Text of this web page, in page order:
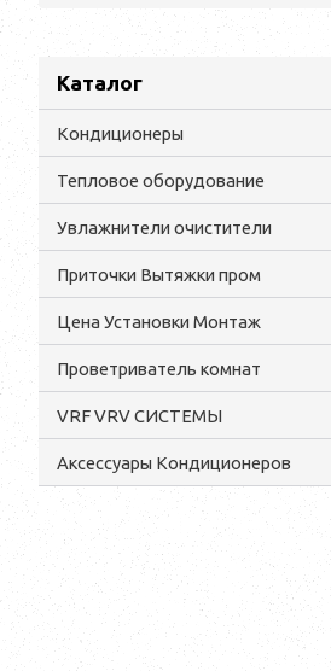
Каталог
Кондиционеры
Тепловое оборудование
Увлажнители очистители
Приточки Вытяжки пром
Цена Установки Монтаж
Проветриватель комнат
VRF VRV СИСТЕМЫ
Аксессуары Кондиционеров